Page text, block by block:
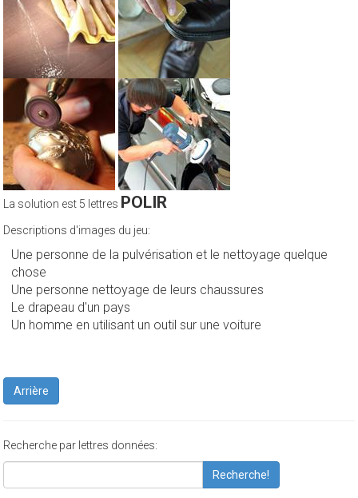
La solution est 5 lettres POLIR
Descriptions d'images du jeu:
Une personne de la pulvérisation et le nettoyage quelque
chose
Une personne nettoyage de leurs chaussures
Le drapeau d'un pays
Un homme en utilisant un outil sur une voiture
Arrière
Recherche par lettres données:
Recherche!